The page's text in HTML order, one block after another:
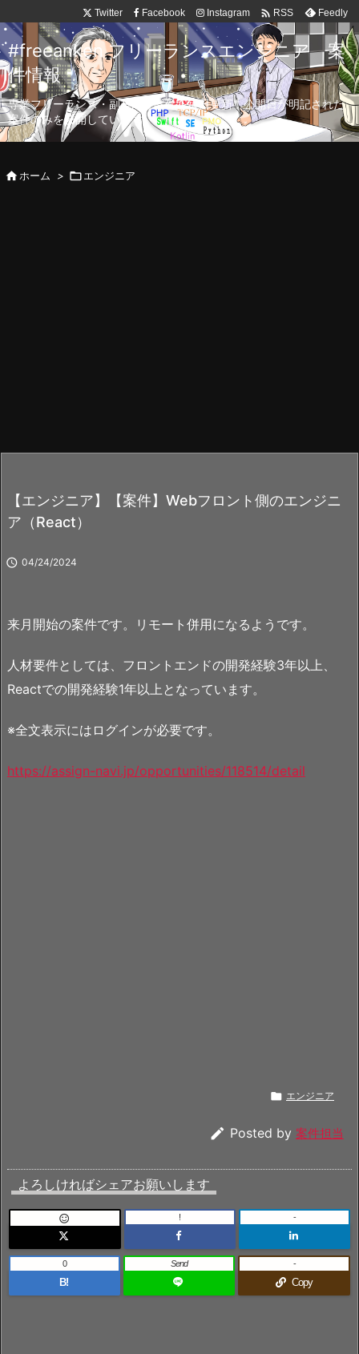
Twitter Facebook Instagram  RSS Feedly
#freeanken フリーランスエンジニア 案
件情報
専業フリーランス・副業向け案件を毎日更新！公開日が明記された
案件のみを公開しています。
ホーム > エンジニア
【エンジニア】【案件】Webフロント側のエンジニ
ア（React）
 04/24/2024
来月開始の案件です。リモート併用になるようです。
人材要件としては、フロントエンドの開発経験3年以上、
Reactでの開発経験1年以上となっています。
※全文表示にはログインが必要です。
https://assign-navi.jp/opportunities/118514/detail
 エンジニア
 Posted by 案件担当
よろしければシェアお願いします
 ! -
B!
0 Send
Copy
-